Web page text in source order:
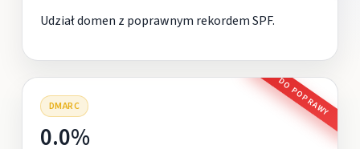
Udział domen z poprawnym rekordem SPF.
DMARC DO POPRAWY
0.0%